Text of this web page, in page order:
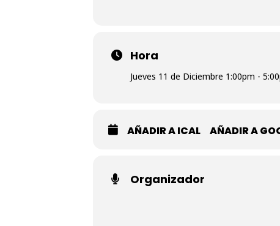
Hora
Jueves 11 de Diciembre 1:00pm -
AÑADIR A ICAL AÑADIR A
Organizador